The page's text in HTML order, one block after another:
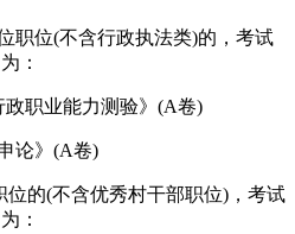
职位(不含行政执法类)的，考试
：
政职业能力测验》(A卷)
论》(A卷)
位的(不含优秀村干部职位)，考试
：